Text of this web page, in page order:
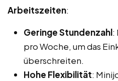
Arbeitszeiten:
Geringe Stundenzahl:
pro Woche, um das
überschreiten.
Hohe Flexibilität: